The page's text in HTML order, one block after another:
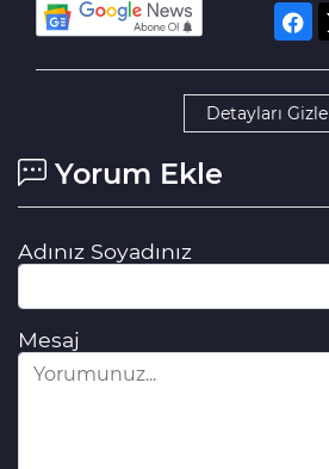
Detayları Gizle
Yorum Ekle
Adınız Soyadınız
Mesaj